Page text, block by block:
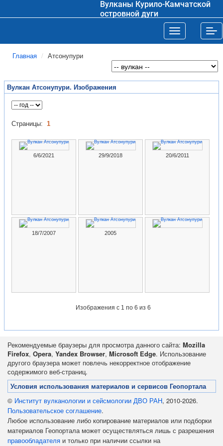
Вулканы Курило-Камчатской
островной дуги
Toggle
Главная Атсонупури
Вулкан Атсонупури. Изображения
Страницы: 1
6/6/2021 29/9/2018 20/6/2011
18/7/2007 2005
Изображения с 1 по 6 из 6
Рекомендуемые браузеры для просмотра данного сайта: Mozilla
Firefox, Opera, Yandex Browser, Microsoft Edge. Использование
другого браузера может повлечь некорректное отображение
содержимого веб-страниц.
Условия использования материалов и сервисов Геопортала
© Институт вулканологии и сейсмологии ДВО РАН, 2010-2026.
Пользовательское соглашение.
Любое использование либо копирование материалов или подборки
материалов Геопортала может осуществляться лишь с разрешения
правообладателя и только при наличии ссылки на